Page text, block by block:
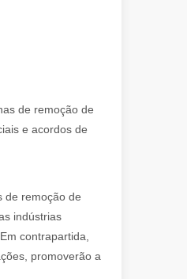
de remoção de
e acordos de
de remoção de
indústrias
contrapartida,
promoverão a